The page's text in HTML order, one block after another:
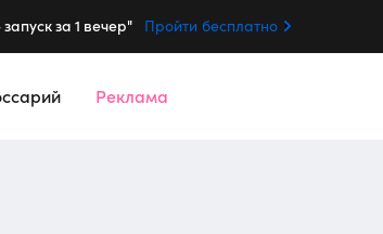
за 1 вечер" Пройти бесплатно
Реклама